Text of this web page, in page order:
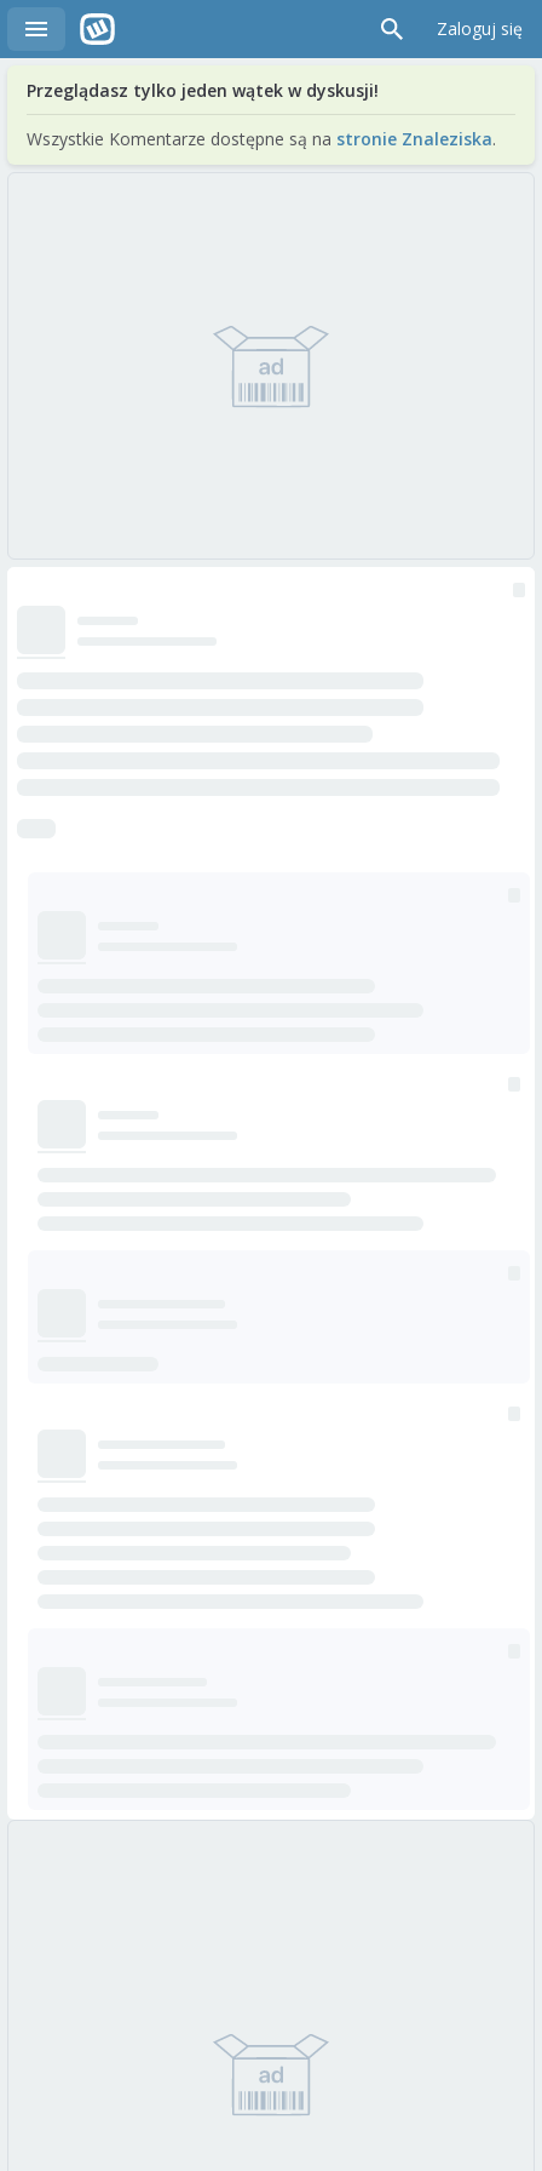
Zaloguj się
Przeglądasz tylko jeden wątek w dyskusji!
Wszystkie Komentarze dostępne są na stronie Znaleziska.